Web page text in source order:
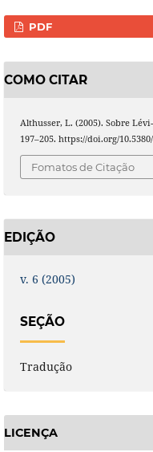
PDF
COMO CITAR
Althusser, L. (2005). Sobre
197–205. https://doi.org/
Fomatos de Citação
EDIÇÃO
v. 6 (2005)
SEÇÃO
Tradução
LICENÇA